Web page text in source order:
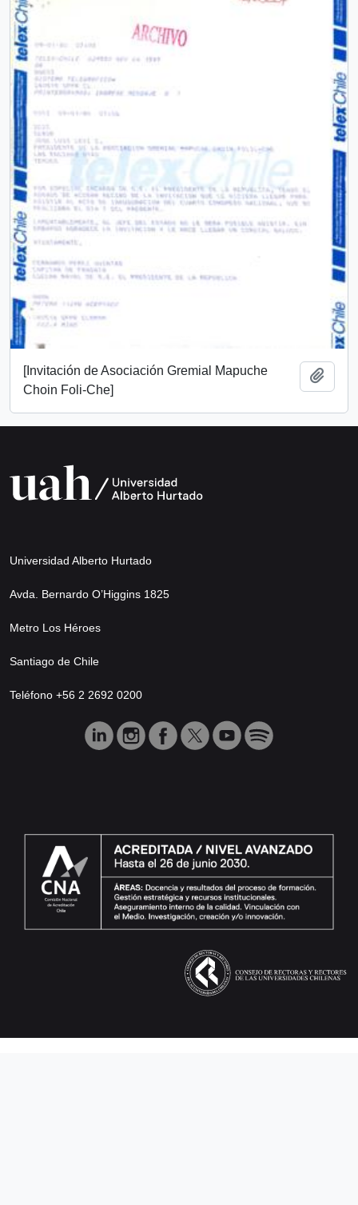
[Invitación de Asociación Gremial Mapuche
Choin Foli-Che]
Universidad Alberto Hurtado
Avda. Bernardo O’Higgins 1825
Metro Los Héroes
Santiago de Chile
Teléfono +56 2 2692 0200